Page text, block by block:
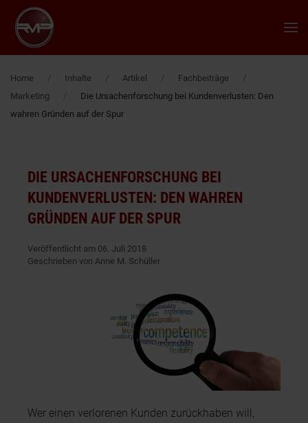
Zum Hauptinhalt springen
Home Inhalte Artikel
Fachbeiträge
Marketing
Die Ursachenforschung bei Kundenverlusten: Den
wahren Gründen auf der Spur
DIE URSACHENFORSCHUNG BEI
KUNDENVERLUSTEN: DEN WAHREN
GRÜNDEN AUF DER SPUR
Veröffentlicht am 06. Juli 2018
Geschrieben von Anne M. Schüller
Wer einen verlorenen Kunden zurückhaben will,